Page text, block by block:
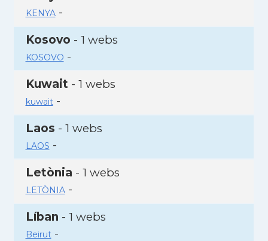
KENYA-
Kosovo - 1 webs
KOSOVO -
Kuwait - 1 webs
kuwait-
Laos - 1 webs
LAOS -
Letònia - 1 webs
LETÒNIA-
Líban - 1 webs
Beirut-